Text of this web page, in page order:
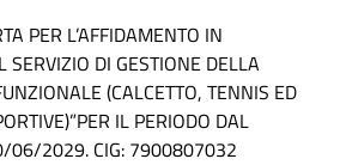
PER L’AFFIDAMENTO IN
SERVIZIO DI GESTIONE DELLA
(CALCETTO, TENNIS ED
IL PERIODO DAL
2029. CIG: 7900807032